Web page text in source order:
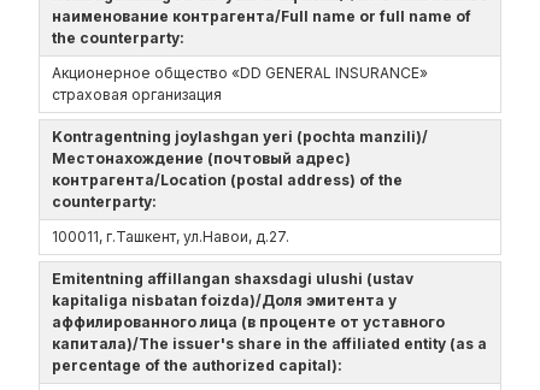
наименование контрагента/Full name or full name of
the counterparty:
Акционерное общество «DD GENERAL INSURANCE»
страховая организация
Kontragentning joylashgan yeri (pochta manzili)/
Местонахождение (почтовый адрес)
контрагента/Location (postal address) of the
counterparty:
100011, г.Ташкент, ул.Навои, д.27.
Emitentning affillangan shaxsdagi ulushi (ustav
kapitaliga nisbatan foizda)/Доля эмитента у
аффилированного лица (в проценте от уставного
капитала)/The issuer's share in the affiliated entity (as a
percentage of the authorized capital):